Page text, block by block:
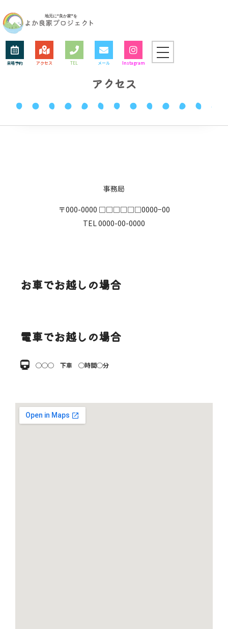
来場予約 アクセス TEL メール Instagram
アクセス
事務局
〒000-0000 □□□□□□0000−00
TEL 0000-00-0000
お車でお越しの場合
電車でお越しの場合
◯◯◯ 下車 ◯時間◯分